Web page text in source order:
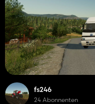
fs246
24 Abonnenten